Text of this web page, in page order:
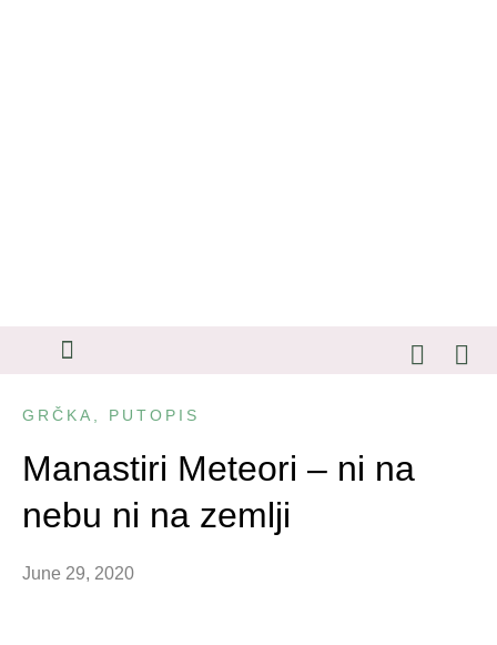
GRČKA PUTOPIS
Manastiri Meteori – ni na
nebu ni na zemlji
June 29, 2020